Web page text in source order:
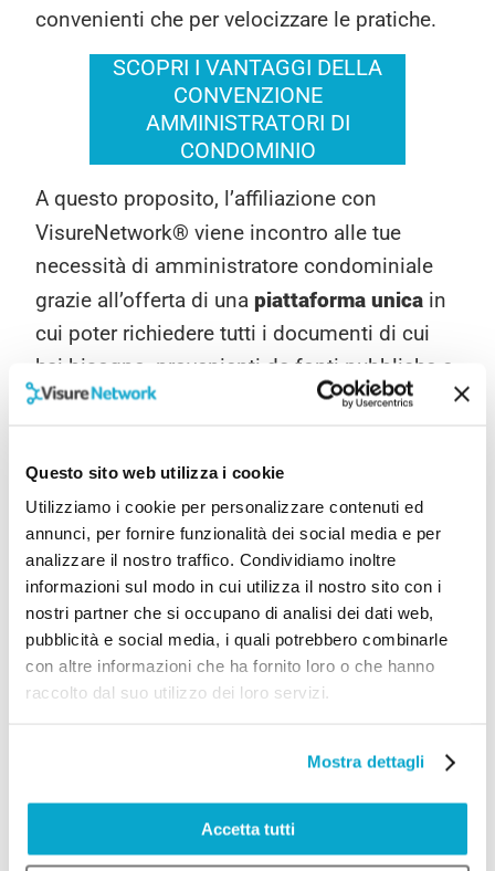
Questo sito web utilizza i cookie
Utilizziamo i cookie per personalizzare contenuti ed
annunci, per fornire funzionalità dei social media e per
analizzare il nostro traffico. Condividiamo inoltre
informazioni sul modo in cui utilizza il nostro sito con i
nostri partner che si occupano di analisi dei dati web,
pubblicità e social media, i quali potrebbero combinarle
con altre informazioni che ha fornito loro o che hanno
raccolto dal suo utilizzo dei loro servizi.
Mostra dettagli
Accetta tutti
convenienti che per velocizzare le pratiche.
SCOPRI I VANTAGGI DELLA
CONVENZIONE
AMMINISTRATORI DI
CONDOMINIO
A questo proposito, l’affiliazione con
VisureNetwork® viene incontro alle tue
necessità di amministratore condominiale
grazie all’offerta di una piattaforma unica in
cui poter richiedere tutti i documenti di cui
hai bisogno, provenienti da fonti pubbliche e
private. Di seguito si riportano alcuni
oltre 240 servizi a disposizione con
collegamento diretto alle banche dati pubbliche
del Catasto, Conservatoria e Camera di
Commercio,
sono a disposizione tutti i dati e i documenti
indispensabili per il registro anagrafe
condominiale o per il Superbonus 110: visure
catastali, atti di provenienza, planimetrie
catastali, elaborato planimetrico, visura
intestatari ditte catastali,
condomini morosi.
Sei un amministratore di condominio e